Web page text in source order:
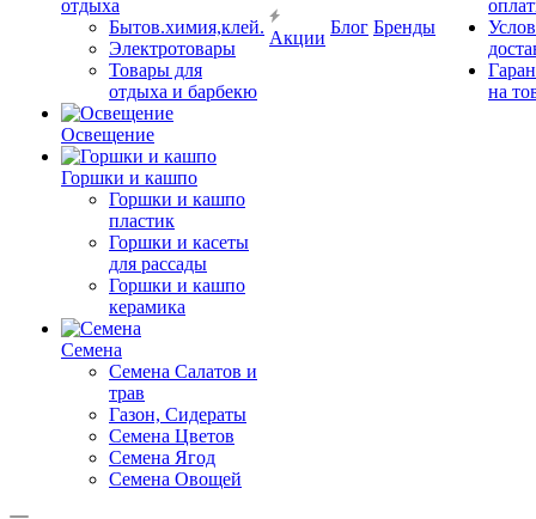
отдыха
Бытов.химия,клей.
Электротовары
Товары для
отдыха и барбекю
Освещение
Горшки и кашпо
Горшки и кашпо
пластик
Горшки и касеты
для рассады
Горшки и кашпо
керамика
Семена
Семена Салатов и
трав
Газон, Сидераты
Семена Цветов
Семена Ягод
Семена Овощей
Акции
Блог Бренды
на